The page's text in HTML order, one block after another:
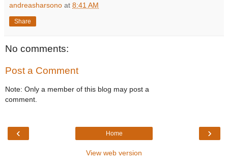
andreasharsono at 8:41 AM
Share
No comments:
Post a Comment
Note: Only a member of this blog may post a
comment.
‹ ›
Home
View web version